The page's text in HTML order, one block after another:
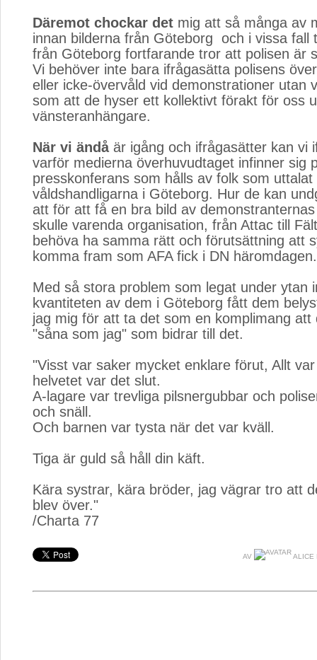
Däremot chockar det mig att så många av
innan bilderna från Göteborg ­ och i vissa fall
från Göteborg ­fortfarande tror att polisen är
Vi behöver inte bara ifrågasätta polisens
eller icke-övervåld vid demonstrationer utan
som att de hyser ett kollektivt förakt för oss
vänsteranhängare.
När vi ändåär igång och ifrågasätter kan vi
varför medierna överhuvudtaget infinner sig
presskonferans som hålls av folk som
våldshandligarna i Göteborg. Hur de kan
att för att få en bra bild av
skulle varenda organisation, från Attac till
behöva ha samma rätt och förutsättning att
komma fram som AFA fick i DN häromdagen.
Med så stora problem som legat under ytan
kvantiteten av dem i Göteborg fått dem
jag mig för att ta det som en komplimang att
"såna som jag" som bidrar till det.
"Visst var saker mycket enklare förut, Allt
helvetet var det slut.
A-lagare var trevliga pilsnergubbar och
och snäll.
Och barnen var tysta när det var kväll.
Tiga är guld så håll din käft.
Kära systrar, kära bröder, jag vägrar tro att
blev över."
/Charta 77
AV ALICE